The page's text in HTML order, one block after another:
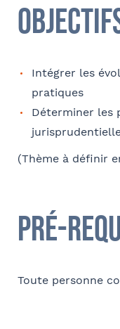
Intégrer les
pratiques
Déterminer les
(Thème à définir
Pré-
Toute personne
Comment avez-
Coordonnées
Adresse